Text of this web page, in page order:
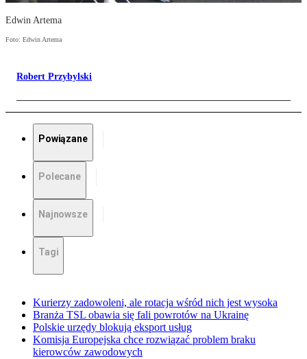
Edwin Artema
Foto: Edwin Artema
Robert Przybylski
Powiązane
Polecane
Najnowsze
Tagi
Kurierzy zadowoleni, ale rotacja wśród nich jest wysoka
Branża TSL obawia się fali powrotów na Ukrainę
Polskie urzędy blokują eksport usług
Komisja Europejska chce rozwiązać problem braku
kierowców zawodowych